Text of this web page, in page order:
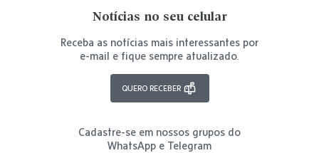
Notícias no seu celular
Receba as notícias mais interessantes por
e-mail e fique sempre atualizado.
QUERO RECEBER
Cadastre-se em nossos grupos do
WhatsApp e Telegram